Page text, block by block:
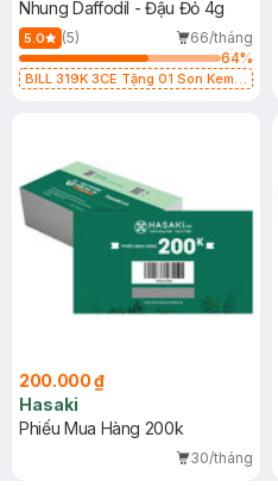
Nhung Daffodil - Đậu Đỏ 4g
5.0 (5)
66/tháng
64%
BILL 319K 3CE Tặng 01 Son Kem
200.000 ₫
Hasaki
Phiếu Mua Hàng 200k
30/tháng